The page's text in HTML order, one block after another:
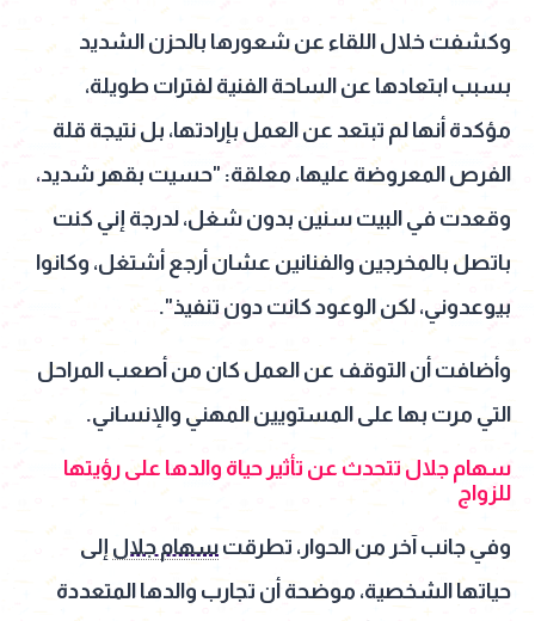
وكشفت خلال اللقاء عن شعورها بالحزن الشديد
بسبب ابتعادها عن الساحة الفنية لفترات طويلة،
مؤكدة أنها لم تبتعد عن العمل بإرادتها، بل نتيجة قلة
الفرص المعروضة عليها، معلقة: "حسيت بقهر شديد،
وقعدت في البيت سنين بدون شغل، لدرجة إني كنت
باتصل بالمخرجين والفنانين عشان أرجع أشتغل، وكانوا
بيوعدوني، لكن الوعود كانت دون تنفيذ".
وأضافت أن التوقف عن العمل كان من أصعب المراحل
التي مرت بها على المستويين المهني والإنساني.
سهام جلال تتحدث عن تأثير حياة والدها على رؤيتها
للزواج
وفي جانب آخر من الحوار، تطرقت سهام جلال إلى
حياتها الشخصية، موضحة أن تجارب والدها المتعددة